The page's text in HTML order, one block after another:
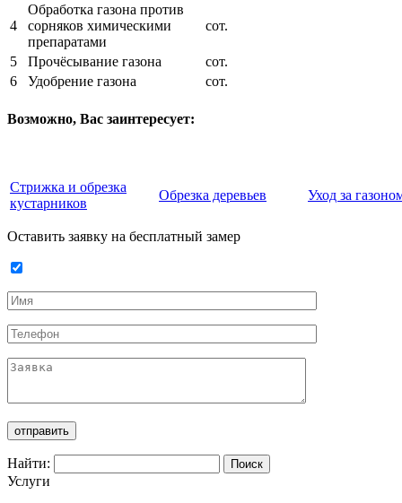
4
Обработка газона против
сорняков химическими
препаратами
сот.
5 Прочёсывание газона
сот.
6
Удобрение газона сот.
Возможно, Вас заинтересует:
Стрижка и обрезка
кустарников
Обрезка деревьев Уход за
Оставить заявку на бесплатный замер
Найти:
Услуги